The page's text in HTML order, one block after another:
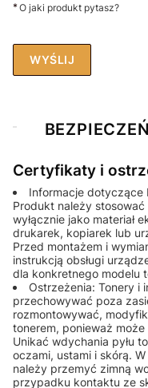
*O jaki produkt pytasz?
WYŚLIJ
Certyfikaty i
Informacje dotyczące
Produkt należy
wyłącznie jako materiał
drukarek, kopiarek lub
Przed montażem i
instrukcją obsługi
dla konkretnego modelu
Ostrzeżenia: Tonery i
przechowywać poza
rozmontowywać,
tonerem, ponieważ
Unikać wdychania pyłu
oczami, ustami i skórą.
należy przemyć zimną
przypadku kontaktu ze